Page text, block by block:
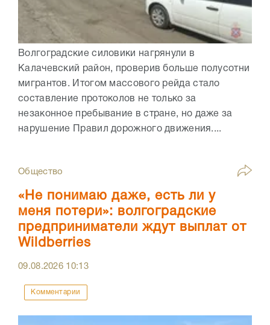
Волгоградские силовики нагрянули в
Калачевский район, проверив больше полусотни
мигрантов. Итогом массового рейда стало
составление протоколов не только за
незаконное пребывание в стране, но даже за
нарушение Правил дорожного движения....
Общество
«Не понимаю даже, есть ли у
меня потери»: волгоградские
предприниматели ждут выплат от
Wildberries
09.08.2026 10:13
Комментарии